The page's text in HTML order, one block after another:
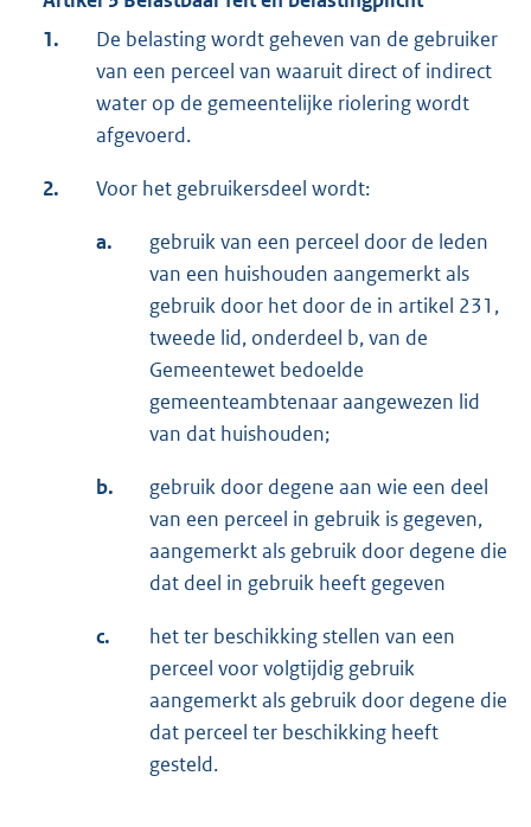
1.
De belasting wordt geheven van de gebruiker
van een perceel van waaruit direct of indirect
water op de gemeentelijke riolering wordt
afgevoerd.
2. Voor het gebruikersdeel wordt:
a.
gebruik van een perceel door de leden
van een huishouden aangemerkt als
gebruik door het door de in artikel 231,
tweede lid, onderdeel b, van de
Gemeentewet bedoelde
gemeenteambtenaar aangewezen lid
van dat huishouden;
b.
gebruik door degene aan wie een deel
van een perceel in gebruik is gegeven,
aangemerkt als gebruik door degene die
dat deel in gebruik heeft gegeven
c.
het ter beschikking stellen van een
perceel voor volgtijdig gebruik
aangemerkt als gebruik door degene die
dat perceel ter beschikking heeft
gesteld.